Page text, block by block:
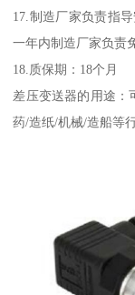
17.制造厂家负责指
一年内制造厂家负责
18.质保期：18个月
差压变送器的用途：
药/造纸/机械/造船等行